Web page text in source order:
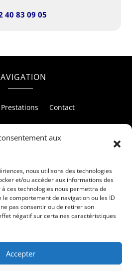
aux
nous utilisons des technologies
et/ou accéder aux informations des
ces technologies nous permettra de
comportement de navigation ou les ID
pas consentir ou de retirer son
négatif sur certaines caractéristiques
Accepter
40 83 09 05
Prestations Contact